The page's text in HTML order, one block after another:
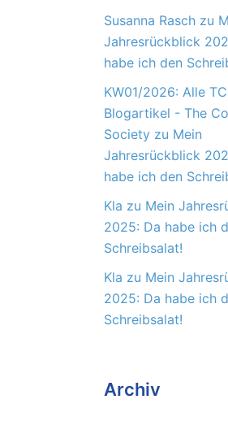
Susanna Raschzu
Jahresrückblick
habe ich den
KW01/2026: Alle
Blogartikel - The
Societyzu Mein
Jahresrückblick
habe ich den
Kla zu Mein
2025: Da habe ich
Schreibsalat!
Kla zu Mein
2025: Da habe ich
Schreibsalat!
Archiv